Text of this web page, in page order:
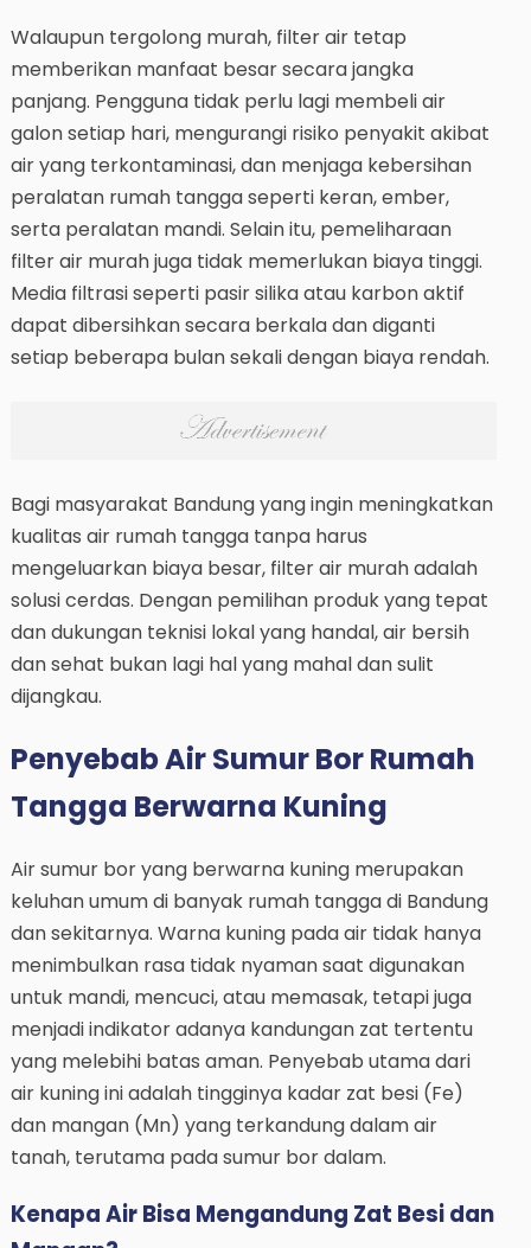
Walaupun tergolong murah, filter air tetap
memberikan manfaat besar secara jangka
panjang. Pengguna tidak perlu lagi membeli air
galon setiap hari, mengurangi risiko penyakit akibat
air yang terkontaminasi, dan menjaga kebersihan
peralatan rumah tangga seperti keran, ember,
serta peralatan mandi. Selain itu, pemeliharaan
filter air murah juga tidak memerlukan biaya tinggi.
Media filtrasi seperti pasir silika atau karbon aktif
dapat dibersihkan secara berkala dan diganti
setiap beberapa bulan sekali dengan biaya rendah.
Bagi masyarakat Bandung yang ingin meningkatkan
kualitas air rumah tangga tanpa harus
mengeluarkan biaya besar, filter air murah adalah
solusi cerdas. Dengan pemilihan produk yang tepat
dan dukungan teknisi lokal yang handal, air bersih
dan sehat bukan lagi hal yang mahal dan sulit
dijangkau.
Penyebab Air Sumur Bor Rumah
Tangga Berwarna Kuning
Air sumur bor yang berwarna kuning merupakan
keluhan umum di banyak rumah tangga di Bandung
dan sekitarnya. Warna kuning pada air tidak hanya
menimbulkan rasa tidak nyaman saat digunakan
untuk mandi, mencuci, atau memasak, tetapi juga
menjadi indikator adanya kandungan zat tertentu
yang melebihi batas aman. Penyebab utama dari
air kuning ini adalah tingginya kadar zat besi (Fe)
dan mangan (Mn) yang terkandung dalam air
tanah, terutama pada sumur bor dalam.
Kenapa Air Bisa Mengandung Zat Besi dan